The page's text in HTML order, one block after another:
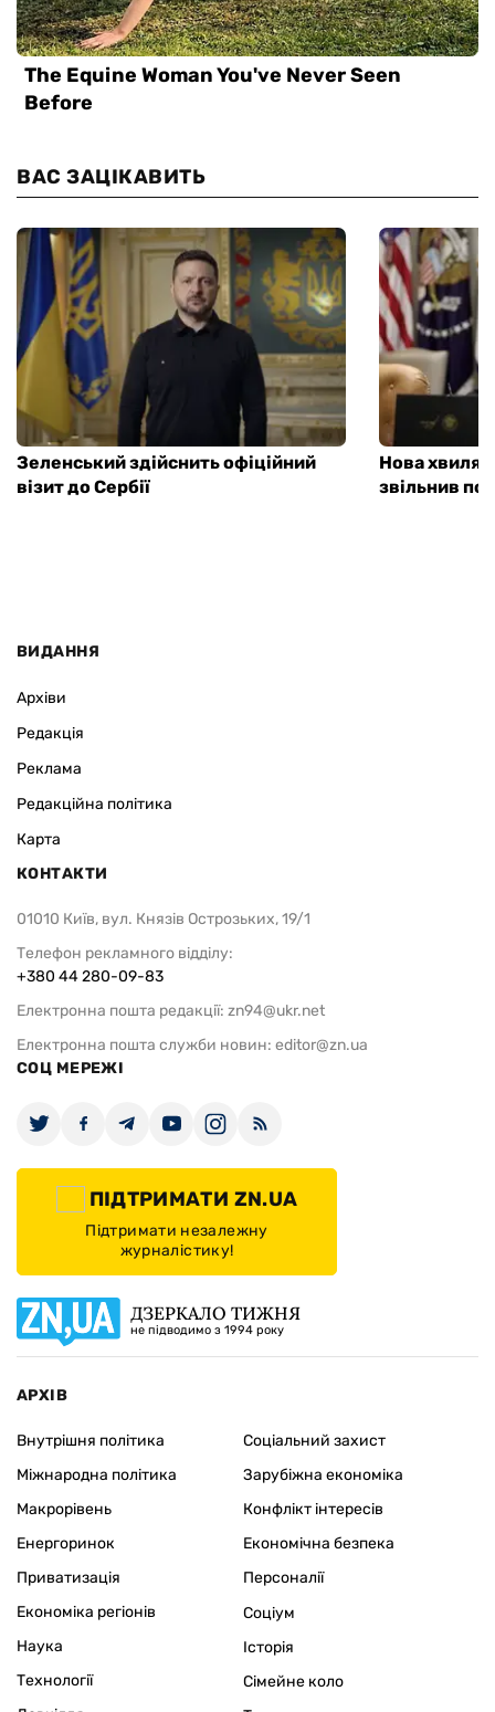
ВАС ЗАЦІКАВИТЬ
Зеленський здійснить офіційний
візит до Сербії
Нова хвиля
звільнив
ВИДАННЯ
Архіви
Редакція
Реклама
Редакційна політика
Карта
КОНТАКТИ
01010 Київ, вул. Князів Острозьких, 19/1
Телефон рекламного відділу:
+380 44 280-09-83
Електронна пошта редакції: zn94@ukr.net
Електронна пошта служби новин: editor@zn.ua
СОЦ МЕРЕЖІ
ПІДТРИМАТИ ZN.UA
Підтримати незалежну
журналістику!
ДЗЕРКАЛО ТИЖНЯ
не підводимо з 1994 року
АРХІВ
Внутрішня політика
Міжнародна політика
Макрорівень
Енергоринок
Приватизація
Економіка регіонів
Соціальний захист
Зарубіжна економіка
Конфлікт інтересів
Економічна безпека
Персоналії
Наука
Технології
Соціум
Історія
Сімейне коло